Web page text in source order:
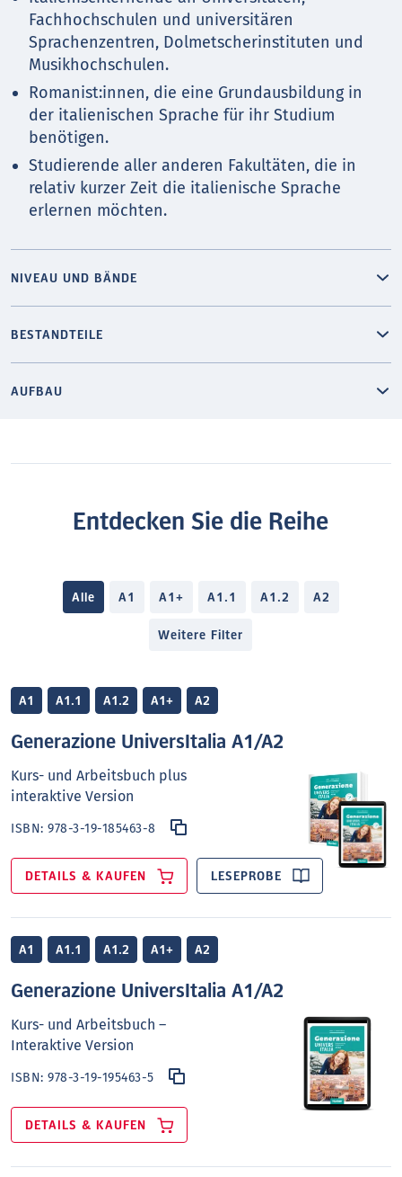
Fachhochschulen und universitären
Sprachenzentren, Dolmetscherinstituten und
Musikhochschulen.
Romanist:innen, die eine Grundausbildung in
der italienischen Sprache für ihr Studium
benötigen.
Studierende aller anderen Fakultäten, die in
relativ kurzer Zeit die italienische Sprache
erlernen möchten.
NIVEAU UND BÄNDE
BESTANDTEILE
AUFBAU
Entdecken Sie die Reihe
Alle A1 A1+ A1.1 A1.2 A2
Weitere Filter
A1 A1.1 A1.2 A1+ A2
Generazione UniversItalia A1/A2
Kurs- und Arbeitsbuch plus
interaktive Version
ISBN:978-3-19-185463-8
DETAILS & KAUFEN LESEPROBE
A1 A1.1 A1.2 A1+ A2
Generazione UniversItalia A1/A2
Kurs- und Arbeitsbuch –
Interaktive Version
ISBN:978-3-19-195463-5
DETAILS & KAUFEN